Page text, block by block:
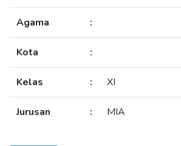
Agama :
Kota :
Kelas : XI
Jurusan : MIA